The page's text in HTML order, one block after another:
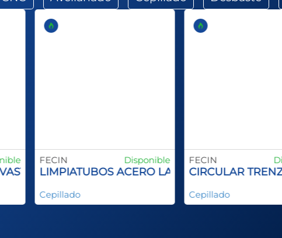
FECIN Disponible
LIMPIATUBOS ACERO LATONADO
Cepillado
FECIN
CIRCULAR
Cepillado